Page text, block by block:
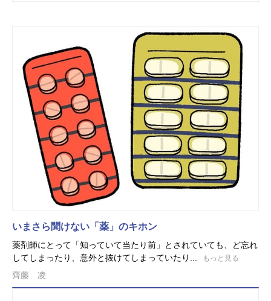
いまさら聞けない「薬」のキホン
薬剤師にとって「知っていて当たり前」とされていても、ど忘れ
してしまったり、意外と抜けてしまっていたり...
もっと見る
齊藤 凌